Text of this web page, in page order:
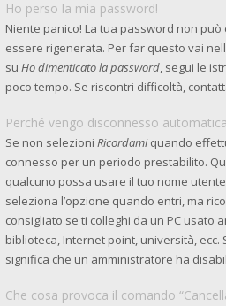
Ho perso la mia password!
Niente panico! La tua password non
essere rigenerata. Per far questo vai
su Ho dimenticato la password, segui le
poco tempo. Se riscontri difficoltà,
Perché vengo disconnesso
Se non selezioni Ricordamiquando
connesso per un periodo prestabilito.
qualcuno possa usare il tuo nome
seleziona l’opzione quando entri, ma
consigliato se ti colleghi da un PC usato
biblioteca, Internet point, università, ecc.
significa che un amministratore ha
Che cosa provoca il comando